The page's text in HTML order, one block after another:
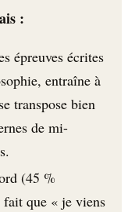
:
épreuves écrites
entraîne à
transpose bien
de mi-
(45 %
que « je viens